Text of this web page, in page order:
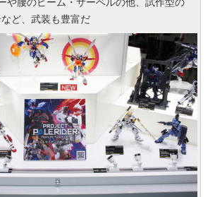
や腰のビーム・サーベルの他、試作型の
ど、武装も豊富だ